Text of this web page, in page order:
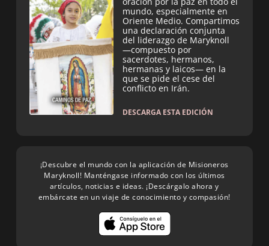
mundo, especialmente en
Oriente Medio. Compartimos
una declaración conjunta
del liderazgo de Maryknoll
—compuesto por
sacerdotes, hermanos,
hermanas y laicos— en la
que se pide el cese del
conflicto en Irán.
DESCARGA ESTA EDICIÓN
¡Descubre el mundo con la aplicación de Misioneros
Maryknoll! Manténgase informado con los últimos
artículos, noticias e ideas. ¡Descárgalo ahora y
embárcate en un viaje de conocimiento y compasión!